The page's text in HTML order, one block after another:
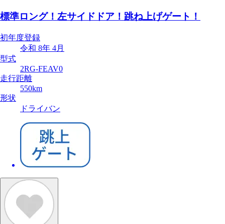
標準ロング！左サイドドア！跳ね上げゲート！
初年度登録
令和 8年 4月
型式
2RG-FEAV0
走行距離
550km
形状
ドライバン